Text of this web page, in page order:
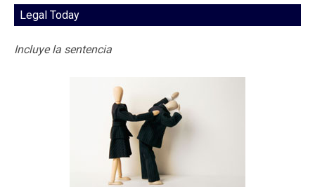
Legal Today
Incluye la sentencia